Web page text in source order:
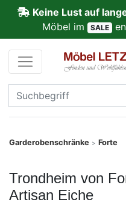
Keine Lust auf
Möbel im SALE
Garderobenschränke > Forte
Trondheim von
Artisan Eiche
Kundenmeinungen
Anmelden
PREMIUM
Schnell
SALE